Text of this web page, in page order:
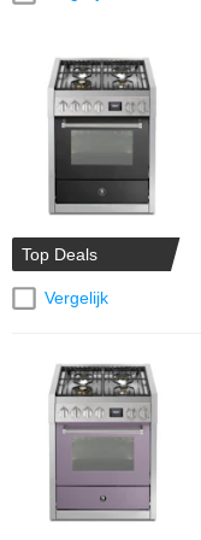
Top Deals
Vergelijk